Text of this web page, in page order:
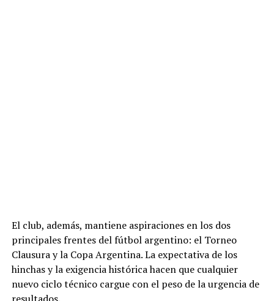
El club, además, mantiene aspiraciones en los dos
principales frentes del fútbol argentino: el Torneo
Clausura y la Copa Argentina. La expectativa de los
hinchas y la exigencia histórica hacen que cualquier
nuevo ciclo técnico cargue con el peso de la urgencia de